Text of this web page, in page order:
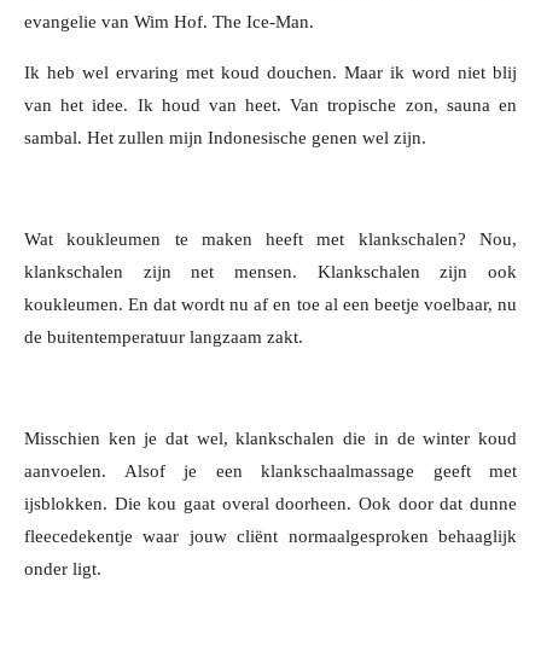
evangelie van Wim Hof. The Ice-Man.
Ik heb wel ervaring met koud douchen. Maar ik word niet blij
van het idee. Ik houd van heet. Van tropische zon, sauna en
sambal. Het zullen mijn Indonesische genen wel zijn.
Wat koukleumen te maken heeft met klankschalen? Nou,
klankschalen zijn net mensen. Klankschalen zijn ook
koukleumen. En dat wordt nu af en toe al een beetje voelbaar, nu
de buitentemperatuur langzaam zakt.
Misschien ken je dat wel, klankschalen die in de winter koud
aanvoelen. Alsof je een klankschaalmassage geeft met
ijsblokken. Die kou gaat overal doorheen. Ook door dat dunne
fleecedekentje waar jouw cliënt normaalgesproken behaaglijk
onder ligt.